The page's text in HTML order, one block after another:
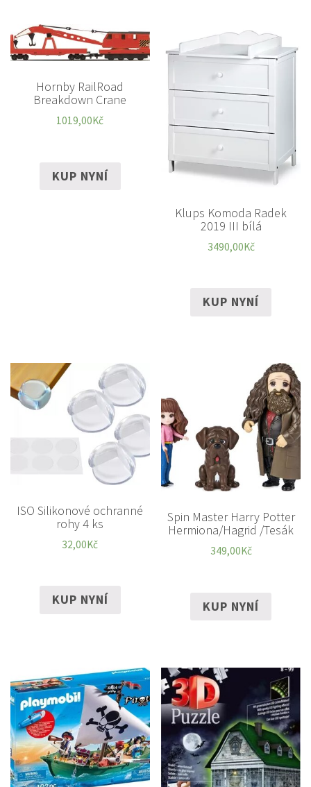
Hornby RailRoad
Breakdown Crane
1019,00Kč
KUP NYNÍ
Klups Komoda Radek
2019 III bílá
3490,00Kč
KUP NYNÍ
ISO Silikonové ochranné
rohy 4 ks
32,00Kč
KUP NYNÍ
Spin Master Harry Potter
Hermiona/Hagrid /Tesák
349,00Kč
KUP NYNÍ